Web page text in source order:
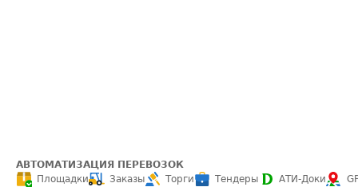
АВТОМАТИЗАЦИЯ ПЕРЕВОЗОК
Площадки
Заказы Торги Тендеры АТИ-Доки